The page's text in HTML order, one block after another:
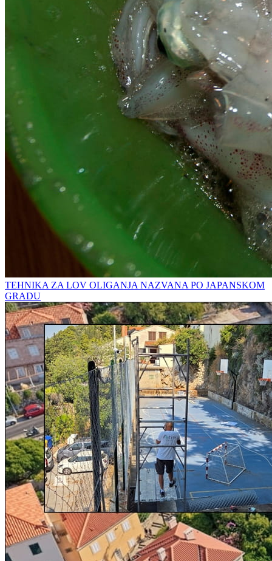
TEHNIKA ZA LOV OLIGANJA NAZVANA PO JAPANSKOM
GRADU